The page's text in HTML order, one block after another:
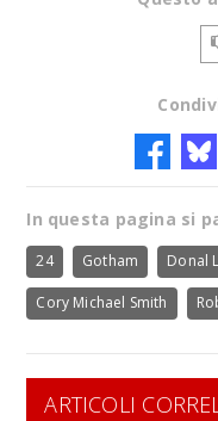
In questa pagina si
24 Gotham Donal
Cory Michael Smith
ARTICOLI